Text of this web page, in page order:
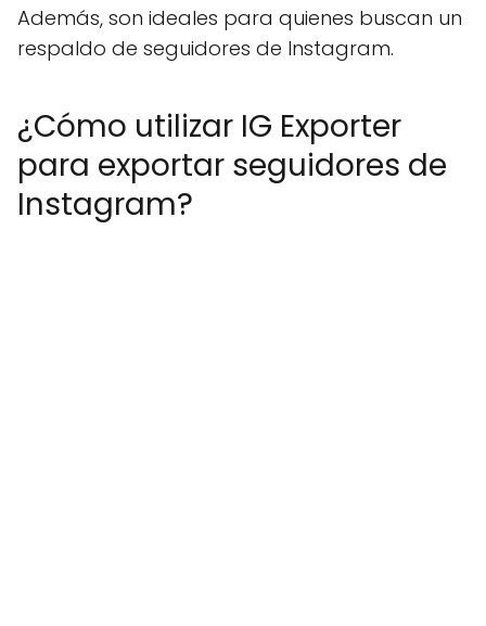
Además, son ideales para quienes buscan un
respaldo de seguidores de Instagram.
¿Cómo utilizar IG Exporter
para exportar seguidores de
Instagram?